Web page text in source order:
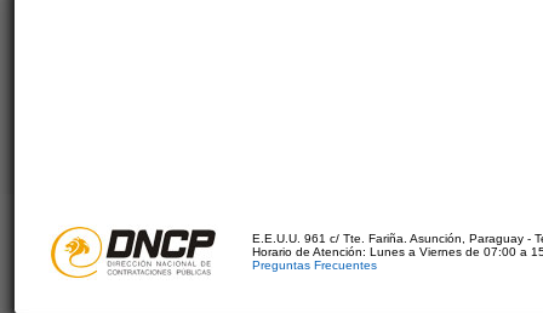
E.E.U.U. 961 c/ Tte. Fariña. Asunción, Paraguay -
Horario de Atención: Lunes a Viernes de 07:00 a
Preguntas Frecuentes